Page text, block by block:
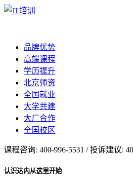
品牌优势
高端课程
学历提升
北京师资
全国就业
大学共建
大厂合作
全国校区
课程咨询: 400-996-5531 / 投诉建议:
认识达内从这里开始